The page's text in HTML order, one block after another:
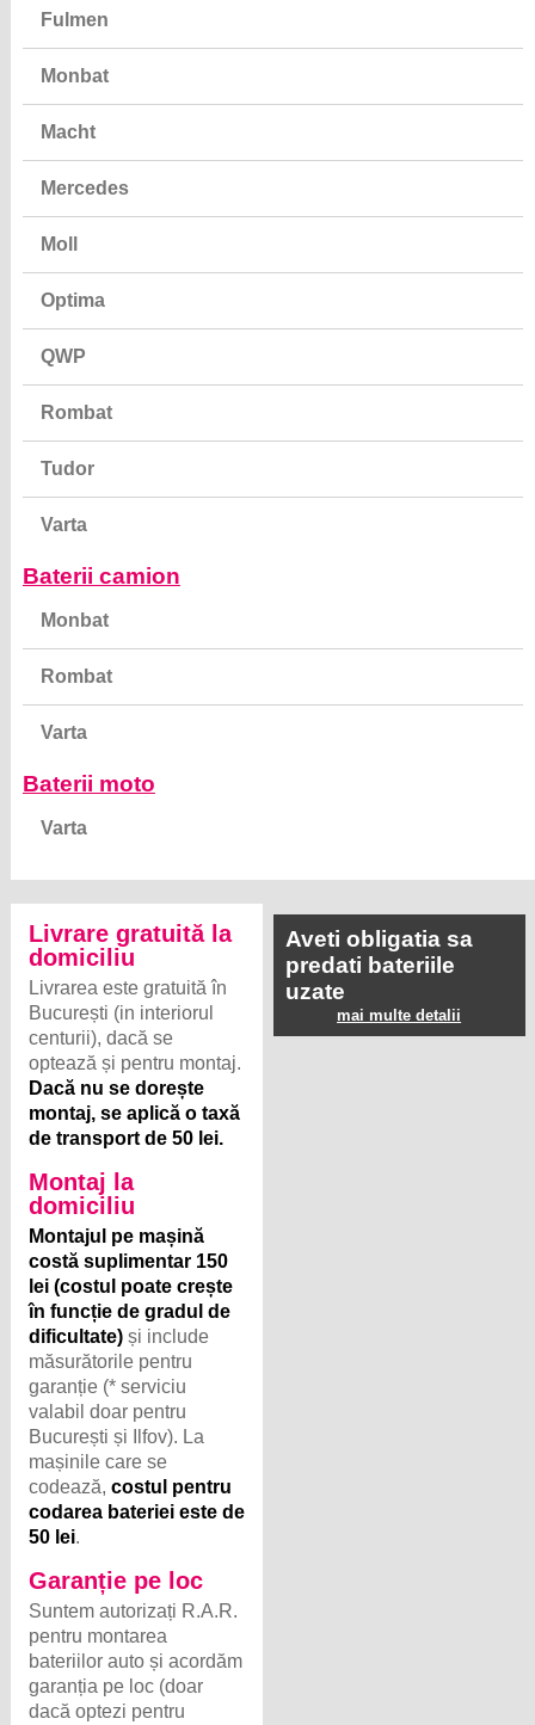
Fulmen
Monbat
Macht
Mercedes
Moll
Optima
QWP
Rombat
Tudor
Varta
Baterii camion
Monbat
Rombat
Varta
Baterii moto
Varta
Livrare gratuită la
domiciliu
Livrarea este gratuită în
București (in interiorul
centurii), dacă se
optează și pentru montaj.
Dacă nu se dorește
montaj, se aplică o taxă
de transport de 50 lei.
Montaj la
domiciliu
Montajul pe mașină
costă suplimentar 150
lei (costul poate crește
în funcție de gradul de
dificultate) și include
măsurătorile pentru
garanție (* serviciu
valabil doar pentru
București și Ilfov). La
mașinile care se
codează,costul pentru
codarea bateriei este de
50 lei.
Garanție pe loc
Suntem autorizați R.A.R.
pentru montarea
bateriilor auto și acordăm
garanția pe loc (doar
dacă optezi pentru
Aveti obligatia sa
predati bateriile
uzate
mai multe detalii